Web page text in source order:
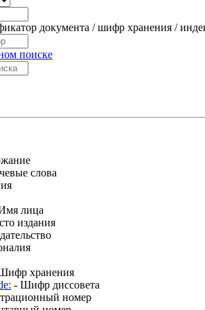
документа / шифр хранения /
поиске
слова
лица
издания
хранения
- Шифр диссовета
номер